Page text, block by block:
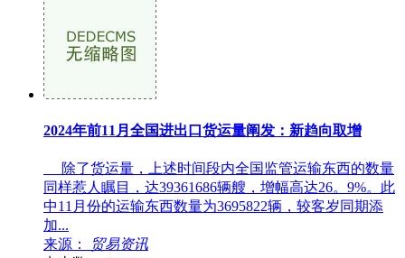
2024年前11月全国进出口货运量阐发：新趋向取增
除了货运量，上述时间段内全国监管运输东西的数量
同样惹人瞩目，达39361686辆艘，增幅高达26。9%。此
中11月份的运输东西数量为3695822辆，较客岁同期添
加...
来源：
贸易资讯